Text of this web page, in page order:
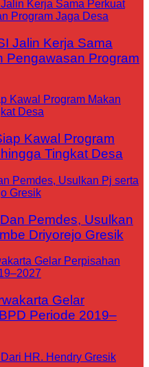
Jalin Kerja Sama
Pengawasan Program
Kawal Program
Tingkat Desa
Pemdes, Usulkan
Driyorejo Gresik
Gelar
Periode 2019–